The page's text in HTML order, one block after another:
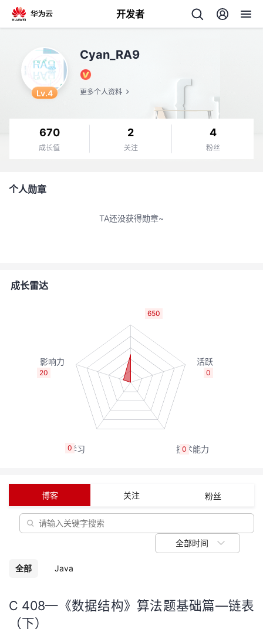
开发者
者
动
关
我
的
发
学
我
Programs
的
持
Lv.4
Cyan_RA9
更多个人资料
670
成长值
2
关注
4
粉丝
个人勋章
TA还没获得勋章~
成长雷达
650
0
0
0
20
博客 关注 粉丝
全部时间
全部 Java
C 408—《数据结构》算法题基础篇—链表
（下）